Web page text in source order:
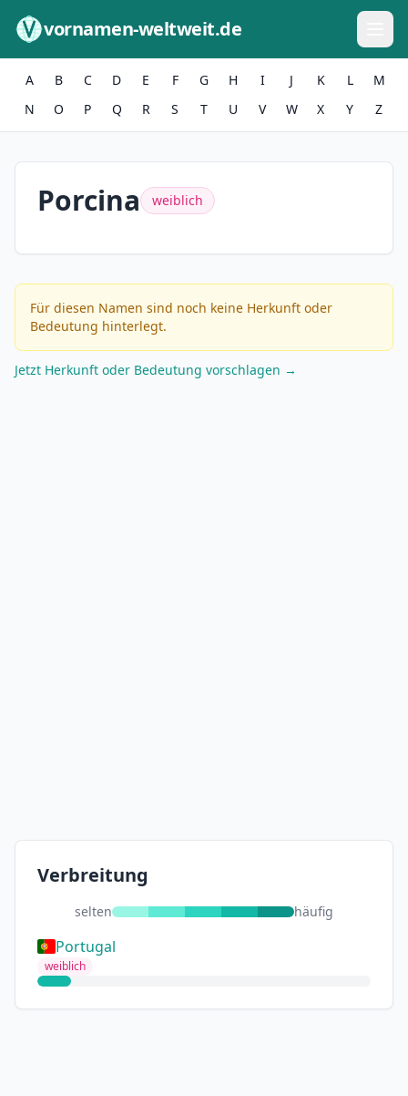
vornamen-weltweit.de
A B C D E F G H I J K L
M
N
O P Q R S T U V W X Y Z
Porcina weiblich
Für diesen Namen sind noch keine Herkunft oder
Bedeutung hinterlegt.
Jetzt Herkunft oder Bedeutung vorschlagen →
Verbreitung
selten häufig
Portugal
weiblich